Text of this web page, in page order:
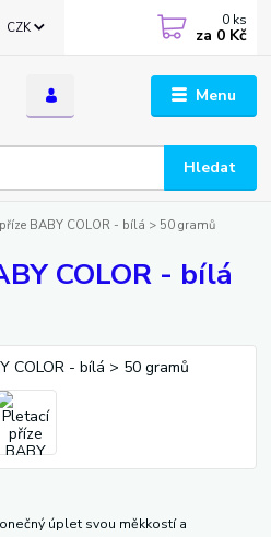
Menu
CZK
Hledat
0 ks
za 0 Kč
BABY COLOR - bílá > 50 gramů
COLOR - bílá
úplet svou měkkostí a